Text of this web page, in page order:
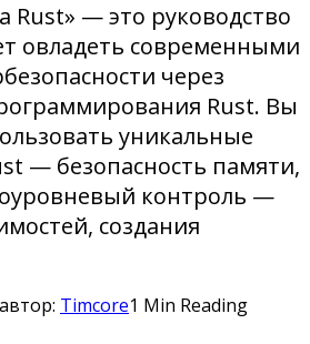
Rust» — это руководство
овладеть современными
через
Rust. Вы
уникальные
— безопасность памяти,
контроль —
создания
автор: Timcore1 Min Reading